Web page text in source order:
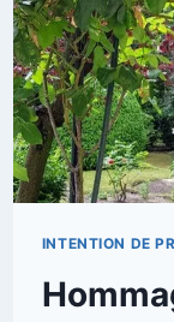
INTENTION DE